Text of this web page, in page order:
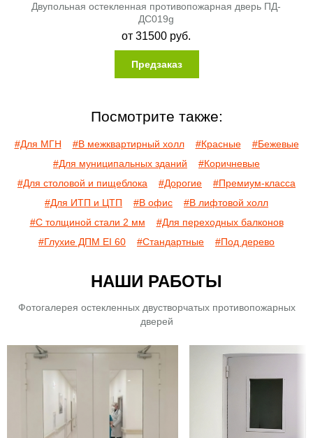
Двупольная остекленная противопожарная дверь ПД-
ДC019g
от31500 руб.
Предзаказ
Посмотрите также:
#Для МГН #В межквартирный холл #Красные
#Бежевые
#Для муниципальных зданий
#Коричневые
#Для столовой и пищеблока
#Дорогие
#Премиум-класса
#Для ИТП и ЦТП
#В офис
#В лифтовой холл
#С толщиной стали 2 мм
#Для переходных балконов
#Глухие ДПМ EI 60
#Стандартные #Под дерево
НАШИ РАБОТЫ
Фотогалерея остекленных двустворчатых противопожарных
дверей